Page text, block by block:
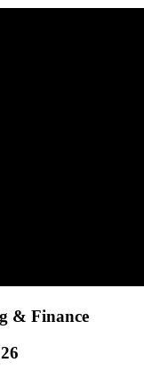
& Finance